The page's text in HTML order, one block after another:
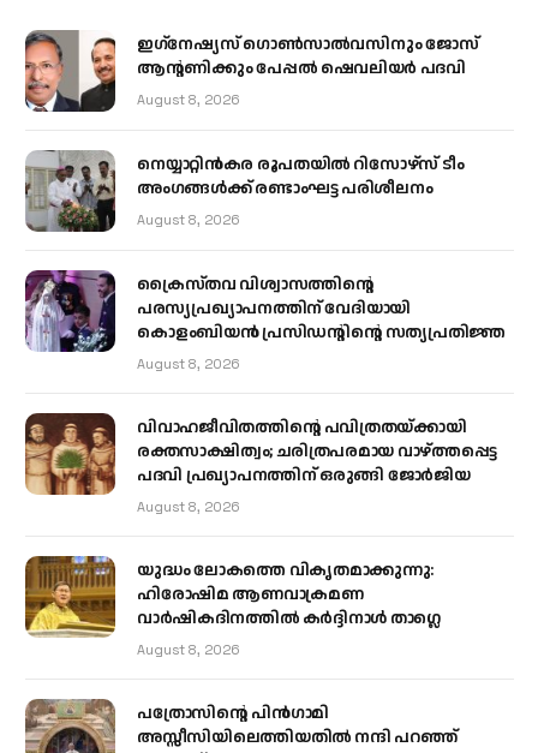
ഇഗ്‌നേഷ്യസ് ഗൊൺസാൽവസിനും ജോസ്
ആന്റണിക്കും പേപ്പൽ ഷെവലിയർ പദവി
August 8, 2026
നെയ്യാറ്റിൻകര രൂപതയിൽ റിസോഴ്സ് ടീം
അംഗങ്ങൾക്ക് രണ്ടാംഘട്ട പരിശീലനം
August 8, 2026
ക്രൈസ്തവ വിശ്വാസത്തിന്റെ
പരസ്യപ്രഖ്യാപനത്തിന് വേദിയായി
കൊളംബിയൻ പ്രസിഡന്റിന്റെ സത്യപ്രതിജ്ഞ
August 8, 2026
വിവാഹജീവിതത്തിന്റെ പവിത്രതയ്ക്കായി
രക്തസാക്ഷിത്വം; ചരിത്രപരമായ വാഴ്ത്തപ്പെട്ട
പദവി പ്രഖ്യാപനത്തിന് ഒരുങ്ങി ജോര്‍ജിയ
August 8, 2026
യുദ്ധം ലോകത്തെ വികൃതമാക്കുന്നു:
ഹിരോഷിമ ആണവാക്രമണ
വാർഷികദിനത്തിൽ കർദ്ദിനാൾ താഗ്ലെ
August 8, 2026
പത്രോസിന്റെ പിൻഗാമി
അസ്സീസിയിലെത്തിയതിൽ നന്ദി പറഞ്ഞ്